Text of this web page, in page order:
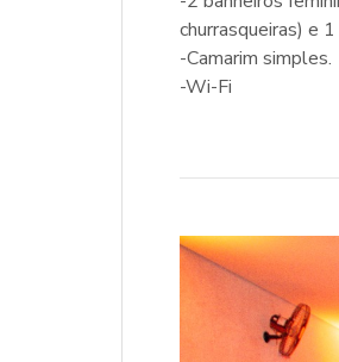
churrasqueiras) e
-Camarim simples.
-Wi-Fi